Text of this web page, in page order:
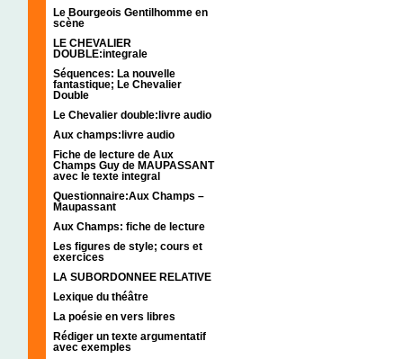
Le Bourgeois Gentilhomme en
scène
LE CHEVALIER
DOUBLE:integrale
Séquences: La nouvelle
fantastique; Le Chevalier
Double
Le Chevalier double:livre audio
Aux champs:livre audio
Fiche de lecture de Aux
Champs Guy de MAUPASSANT
avec le texte integral
Questionnaire:Aux Champs –
Maupassant
Aux Champs: fiche de lecture
Les figures de style; cours et
exercices
LA SUBORDONNEE RELATIVE
Lexique du théâtre
La poésie en vers libres
Rédiger un texte argumentatif
avec exemples